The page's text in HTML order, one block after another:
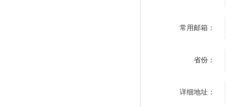
常用邮箱：
省份：
详细地址：